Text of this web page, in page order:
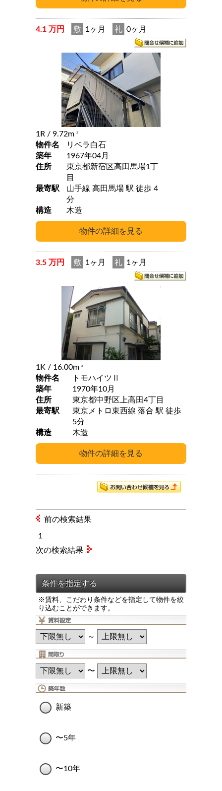
4.1 万円 敷 1ヶ月 礼 0ヶ月
1R / 9.72m 2
物件名
リベラ白石
築年
1967年04月
住所
東京都新宿区高田馬場1丁
目
最寄駅
山手線 高田馬場 駅 徒歩 4
分
構造
木造
3.5 万円 敷 1ヶ月 礼 1ヶ月
1K / 16.00m 2
物件名
トモハイツⅡ
築年
1970年10月
住所
東京都中野区上高田4丁目
最寄駅
東京メトロ東西線 落合 駅 徒歩
5分
構造
木造
前の検索結果
1
※賃料、こだわり条件などを指定して物件を絞
り込むことができます。
～
〜
新築
〜5年
〜10年